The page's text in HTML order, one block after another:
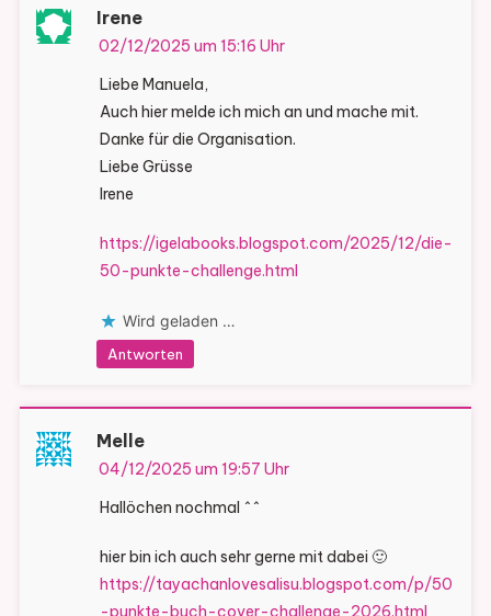
Irene
02/12/2025 um 15:16 Uhr
Liebe Manuela,
Auch hier melde ich mich an und mache mit.
Danke für die Organisation.
Liebe Grüsse
Irene
https://igelabooks.blogspot.com/2025/12/die-
50-punkte-challenge.html
Wird geladen …
Antworten
Melle
04/12/2025 um 19:57 Uhr
Hallöchen nochmal ^^
hier bin ich auch sehr gerne mit dabei 🙂
https://tayachanlovesalisu.blogspot.com/p/50
-punkte-buch-cover-challenge-2026.html